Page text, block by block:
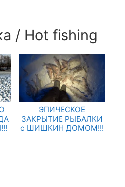
/ Hot fishing
ЭПИЧЕСКОЕ
ЗАКРЫТИЕ РЫБАЛКИ
с ШИШКИН ДОМОМ!!!